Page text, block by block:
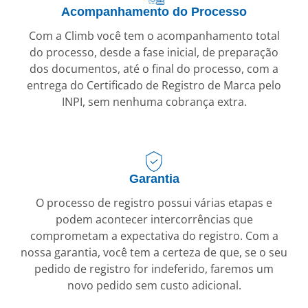
Acompanhamento do Processo
Com a Climb você tem o acompanhamento total
do processo, desde a fase inicial, de preparação
dos documentos, até o final do processo, com a
entrega do Certificado de Registro de Marca pelo
INPI, sem nenhuma cobrança extra.
Garantia
O processo de registro possui várias etapas e
podem acontecer intercorrências que
comprometam a expectativa do registro. Com a
nossa garantia, você tem a certeza de que, se o seu
pedido de registro for indeferido, faremos um
novo pedido sem custo adicional.